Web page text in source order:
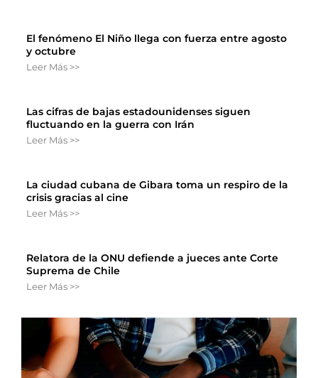
El fenómeno El Niño llega con fuerza entre agosto
y octubre
Leer Más >>
Las cifras de bajas estadounidenses siguen
fluctuando en la guerra con Irán
Leer Más >>
La ciudad cubana de Gibara toma un respiro de la
crisis gracias al cine
Leer Más >>
Relatora de la ONU defiende a jueces ante Corte
Suprema de Chile
Leer Más >>